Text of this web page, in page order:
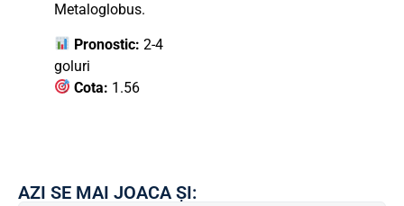
Metaloglobus.
Pronostic: 2-4
goluri
Cota: 1.56
AZI SE MAI JOACA ȘI: